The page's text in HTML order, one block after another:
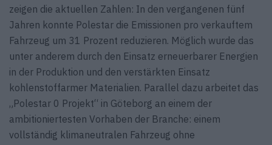
zeigen die aktuellen Zahlen: In den vergangenen fünf
Jahren konnte Polestar die Emissionen pro verkauftem
Fahrzeug um 31 Prozent reduzieren. Möglich wurde das
unter anderem durch den Einsatz erneuerbarer Energien
in der Produktion und den verstärkten Einsatz
kohlenstoffarmer Materialien. Parallel dazu arbeitet das
„Polestar 0 Projekt“ in Göteborg an einem der
ambitioniertesten Vorhaben der Branche: einem
vollständig klimaneutralen Fahrzeug ohne